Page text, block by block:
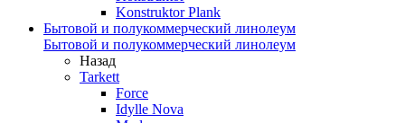
Konstruktor Plank
Бытовой и полукоммерческий линолеум
Бытовой и полукоммерческий линолеум
Назад
Tarkett
Force
Idylle Nova